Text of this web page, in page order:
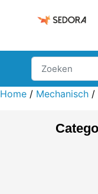
Home / Mechanisch /